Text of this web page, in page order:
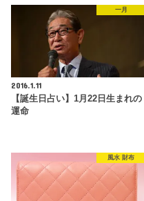
一月
2016.1.11
【誕生日占い】1月22日生まれの
運命
風水 財布